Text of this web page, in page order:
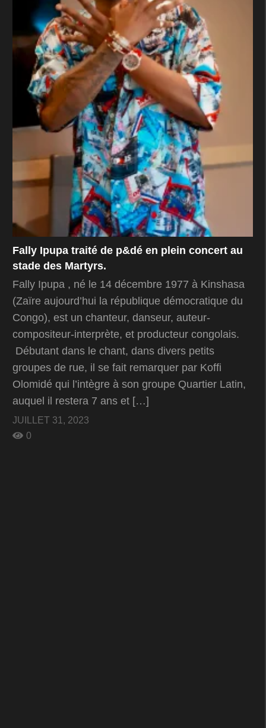
Fally Ipupa traité de p&dé en plein concert au
stade des Martyrs.
Fally Ipupa , né le 14 décembre 1977 à Kinshasa
(Zaïre aujourd’hui la république démocratique du
Congo), est un chanteur, danseur, auteur-
compositeur-interprète, et producteur congolais.
Débutant dans le chant, dans divers petits
groupes de rue, il se fait remarquer par Koffi
Olomidé qui l’intègre à son groupe Quartier Latin,
auquel il restera 7 ans et […]
JUILLET 31, 2023
0